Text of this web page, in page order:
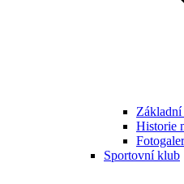
Historie
Sportovní klub